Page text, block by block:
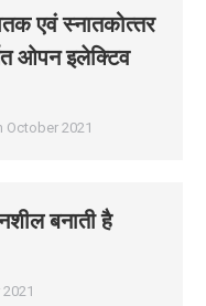
एवं स्‍नातकोत्‍तर
ओपन इलेक्टिव
October 2021
बनाती है